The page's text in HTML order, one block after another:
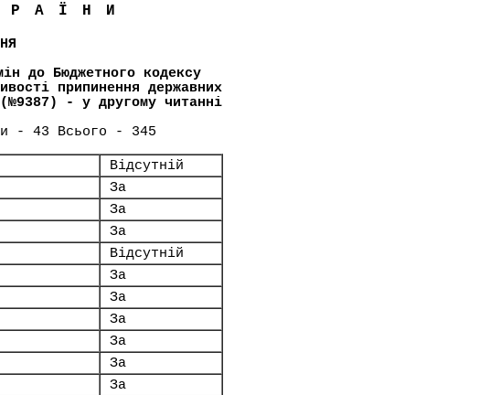
до Бюджетного кодексу
припинення державних
(№9387) - у другому читанні
- 43 Всього - 345
Відсутній
За
За
За
Відсутній
За
За
За
За
За
За